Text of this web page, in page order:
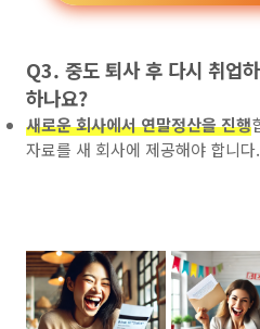
Q3. 중도 퇴사 후 다시 취업
하나요?
새로운 회사에서 연말정산을 진행
자료를 새 회사에 제공해야 합니다.